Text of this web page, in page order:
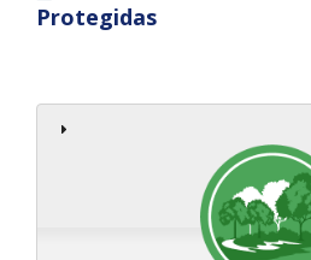
Protegidas